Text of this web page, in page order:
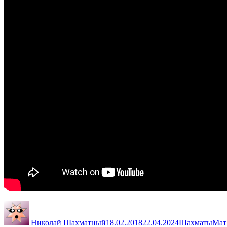
Николай Шахматный18.02.201822.04.2024ШахматыМат